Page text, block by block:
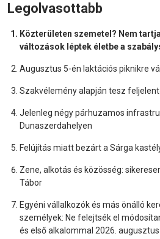
Legolvasottabb
Közterületen szemetel? Nem
változások léptek életbe a
Augusztus 5-én laktációs piknikre
Szakvélemény alapján tesz
Jelenleg négy párhuzamos
Dunaszerdahelyen
Felújítás miatt bezárt a Sárga
Zene, alkotás és közösség:
Tábor
Egyéni vállalkozók és más önálló
személyek: Ne felejtsék el
és első alkalommal 2026.